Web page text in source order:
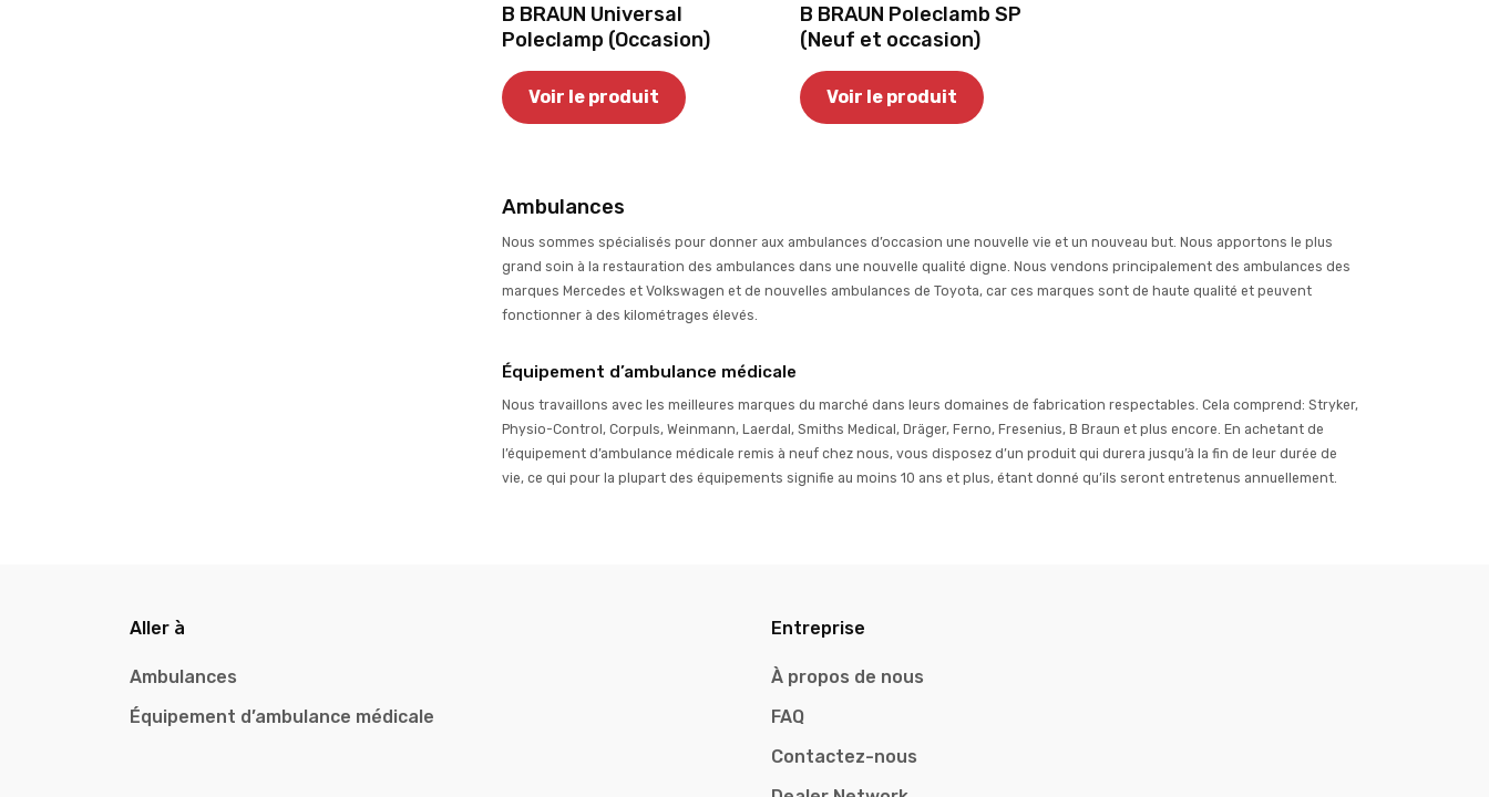
B BRAUN Universal
Poleclamp (Occasion)
Voir le produit
B BRAUN Poleclamb SP
(Neuf et occasion)
Voir le produit
Ambulances
Nous sommes spécialisés pour donner aux ambulances d’occasion une nouvelle vie et un nouveau but. Nous apportons le plus
grand soin à la restauration des ambulances dans une nouvelle qualité digne. Nous vendons principalement des ambulances des
marques Mercedes et Volkswagen et de nouvelles ambulances de Toyota, car ces marques sont de haute qualité et peuvent
fonctionner à des kilométrages élevés.
Équipement d’ambulance médicale
Nous travaillons avec les meilleures marques du marché dans leurs domaines de fabrication respectables. Cela comprend: Stryker,
Physio-Control, Corpuls, Weinmann, Laerdal, Smiths Medical, Dräger, Ferno, Fresenius, B Braun et plus encore. En achetant de
l’équipement d’ambulance médicale remis à neuf chez nous, vous disposez d’un produit qui durera jusqu’à la fin de leur durée de
vie, ce qui pour la plupart des équipements signifie au moins 10 ans et plus, étant donné qu’ils seront entretenus annuellement.
Aller à
Ambulances
Équipement d’ambulance médicale
Entreprise
À propos de nous
FAQ
Contactez-nous